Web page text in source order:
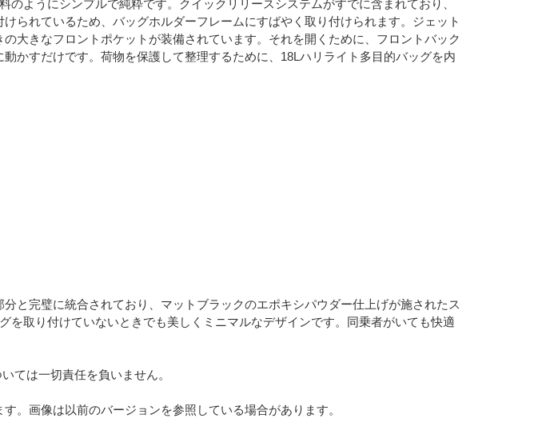
ようにシンプルで純粋です。クイックリリースシステムがすでに含まれており、
られているため、バッグホルダーフレームにすばやく取り付けられます。ジェット
大きなフロントポケットが装備されています。それを開くために、フロントバック
かすだけです。荷物を保護して整理するために、18Lハリライト多目的バッグを内
と完璧に統合されており、マットブラックのエポキシパウダー仕上げが施されたス
を取り付けていないときでも美しくミニマルなデザインです。同乗者がいても快適
ては一切責任を負いません。
。画像は以前のバージョンを参照している場合があります。